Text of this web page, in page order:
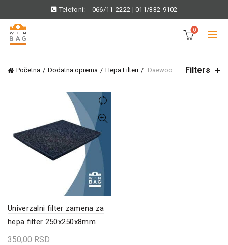
Telefoni: 066/11-2222 |011/332-9102
0
Početna Dodatna oprema Hepa Filteri Daewoo Filters
Univerzalni filter zamena za
hepa filter 250x250x8mm
350,00 RSD